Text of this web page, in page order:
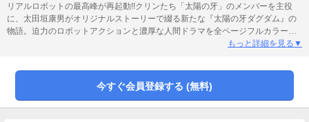
リアルロボットの最高峰が再起動!!クリンたち「太陽の牙」のメンバーを主役
に、太田垣康男がオリジナルストーリーで綴る新たな『太陽の牙ダグダム』の
物語。迫力のロボットアクションと濃厚な人間ドラマを全ページフルカラーで
魅せる豪華版コミックス。 S.C.152年。植民惑星デロイアは動乱の時を迎えて
の陰謀を知り、反政府ゲリラに身を投じることを決意。新型コンバットアーマ
ー“ダグラム”のパイロットとして、「太陽の牙」のメンバーとなったクリンは、
その活躍により反政府勢力の劣勢を覆し、大規模な反転攻勢すら可能とするま
でに至るのだった。ダグラムとの戦闘で傷を負った地球連邦軍のトラビス大尉
もっと詳細を見る▼
今すぐ会員登録する (無料)